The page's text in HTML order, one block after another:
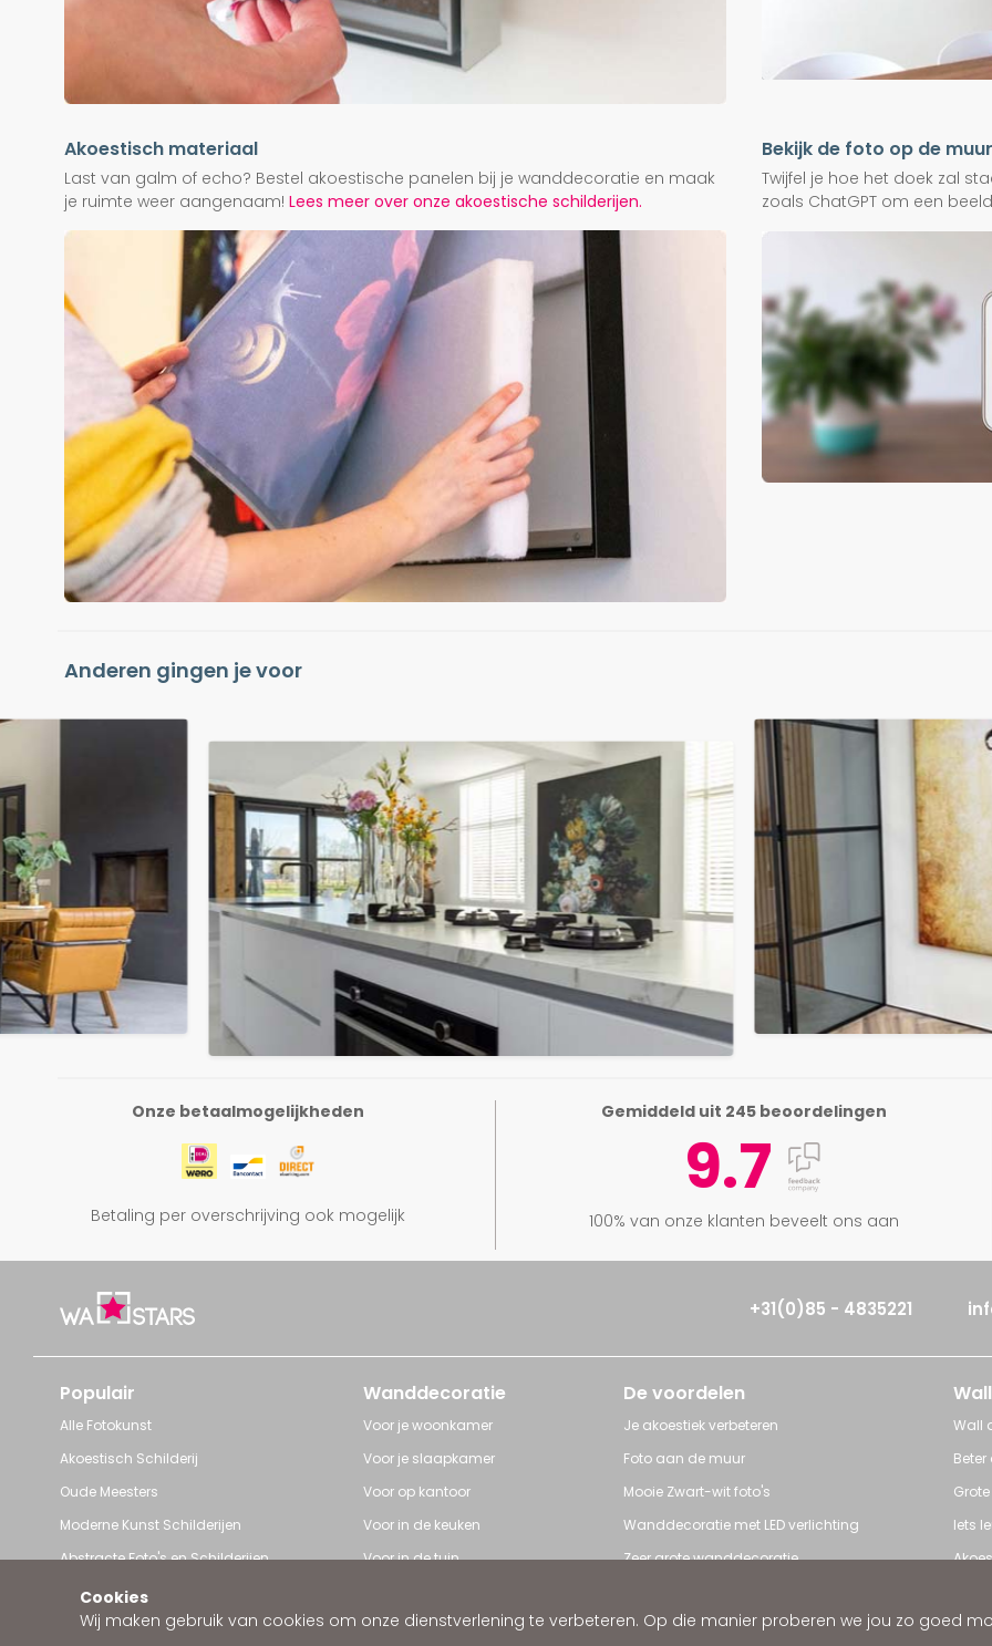
Cookies
Wij maken gebruik van cookies om onze dienstverlening te verbeteren. Op die manier proberen we jou zo goed
Akoestisch materiaal
Last van galm of echo? Bestel akoestische panelen bij je wanddecoratie en maak
je ruimte weer aangenaam! Lees meer over onze akoestische schilderijen.
Bekijk de foto op de muur
Twijfel je hoe het doek zal
zoals ChatGPT om een
Anderen gingen je voor
Onze betaalmogelijkheden
Betaling per overschrijving ook mogelijk
Gemiddeld uit 245 beoordelingen
9.7
100% van onze klanten beveelt ons aan
+31(0)85 - 4835221
Populair
Alle Fotokunst
Akoestisch Schilderij
Oude Meesters
Moderne Kunst Schilderijen
Abstracte Foto's en Schilderijen
Pop Art schilderijen
Art Frame van Wallstars
Wanddecoratie
Voor je woonkamer
Voor je slaapkamer
Voor op kantoor
Voor in de keuken
Voor in de tuin
Zakelijke wanddecoratie
De voordelen
Je akoestiek verbeteren
Foto aan de muur
Mooie Zwart-wit foto's
Wanddecoratie met LED verlichting
Zeer grote wanddecoratie
Wall
Iets